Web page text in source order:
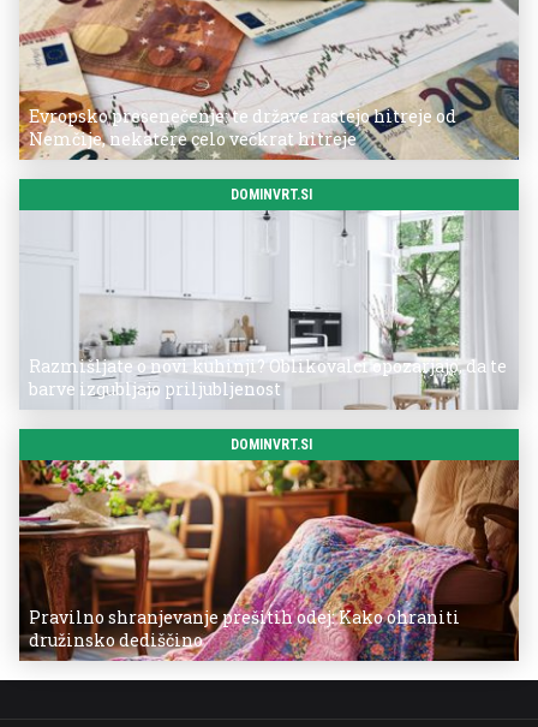
Evropsko presenečenje: te države rastejo hitreje od
Nemčije, nekatere celo večkrat hitreje
DOMINVRT.SI
Razmišljate o novi kuhinji? Oblikovalci opozarjajo, da te
barve izgubljajo priljubljenost
DOMINVRT.SI
Pravilno shranjevanje prešitih odej: Kako ohraniti
družinsko dediščino